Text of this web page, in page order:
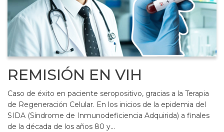
REMISIÓN EN VIH
Caso de éxito en paciente seropositivo, gracias a la Terapia
de Regeneración Celular. En los inicios de la epidemia del
SIDA (Síndrome de Inmunodeficiencia Adquirida) a finales
de la década de los años 80 y…